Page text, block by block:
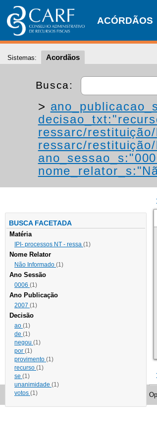
ACÓRDÃOS
Sistemas: Acordãos
Busca:
>
ressarc/
ressarc/
BUSCA FACETADA
Matéria
IPI- processos NT - ressa (1)
Nome Relator
Não Informado (1)
Ano Sessão
0006 (1)
Ano Publicação
2007 (1)
Decisão
ao (1)
de (1)
negou (1)
por (1)
provimento (1)
recurso (1)
se (1)
unanimidade (1)
votos (1)